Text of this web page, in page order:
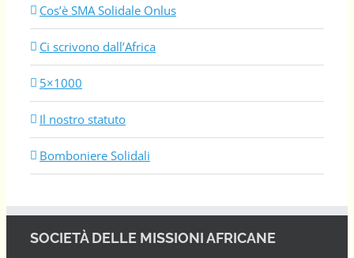
Cos’è SMA Solidale Onlus
Ci scrivono dall’Africa
5×1000
Il nostro statuto
Bomboniere Solidali
SOCIETÀ DELLE MISSIONI AFRICANE